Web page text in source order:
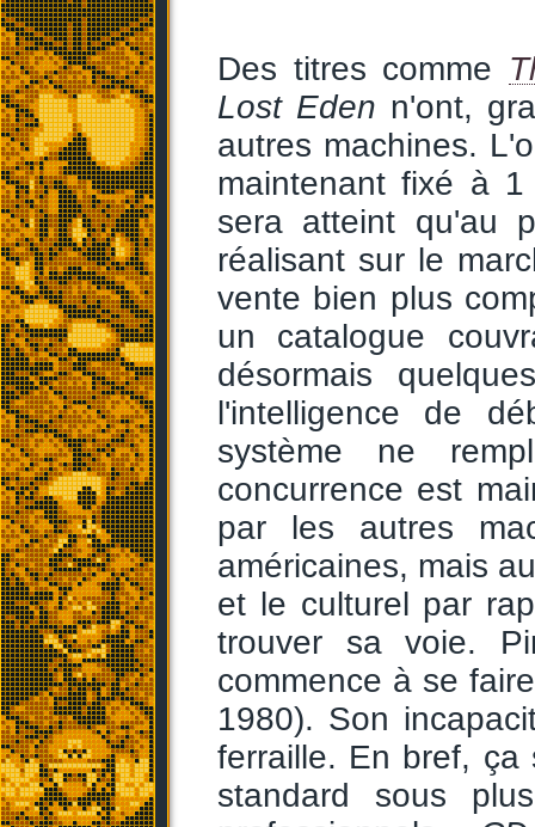
Des titres comme
Lost Eden n'ont,
autres machines.
maintenant fixé à
sera atteint qu'au
réalisant sur le
vente bien plus
un catalogue
désormais
l'intelligence de
système ne
concurrence est
par les autres
américaines, mais
et le culturel par
trouver sa voie.
commence à se
1980). Son
ferraille. En bref, ça
standard sous